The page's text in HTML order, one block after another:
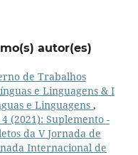
autor(es)
de Trabalhos
e Linguagens & I
e Linguagens ,
(2021): Suplemento -
da V Jornada de
Internacional de